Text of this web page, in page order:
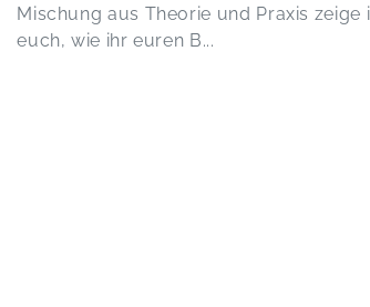
Mischung aus Theorie und Praxis zeige
euch, wie ihr euren B...